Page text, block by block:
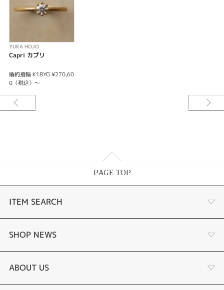
YUKA HOJO
Capri カプリ
婚約指輪 K18YG ¥270,60
0（税込）～
PAGE TOP
ITEM SEARCH
婚約指輪
結婚指輪
SHOP NEWS
サプライズプロポーズ相談室
ABOUT US